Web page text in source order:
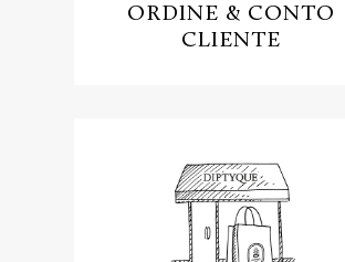
ORDINE & CONTO
CLIENTE